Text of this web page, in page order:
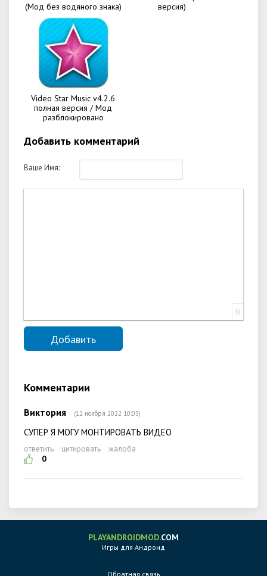
(Мод без водяного знака)
версия)
Video Star Music v4.2.6
полная версия / Мод
разблокировано
Добавить комментарий
Ваше Имя:
0
Комментарии
Виктория (12 ноября 2022 10:03)
СУПЕР Я МОГУ МОНТИРОВАТЬ ВИДЕО
ответить цитировать
жалоба
0
PLAYANDROIDMOD.COM
Игры для Андроид
Обратная связь